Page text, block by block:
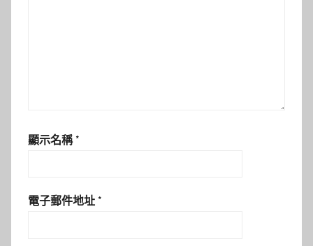
顯示名稱 *
電子郵件地址 *